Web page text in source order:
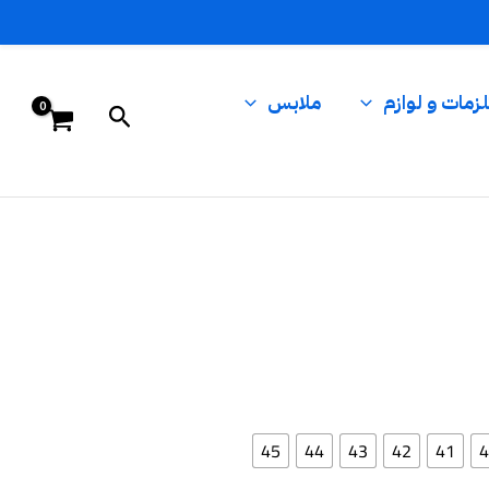
و لوازم
ملابس
البحث
41
42
43
44
45